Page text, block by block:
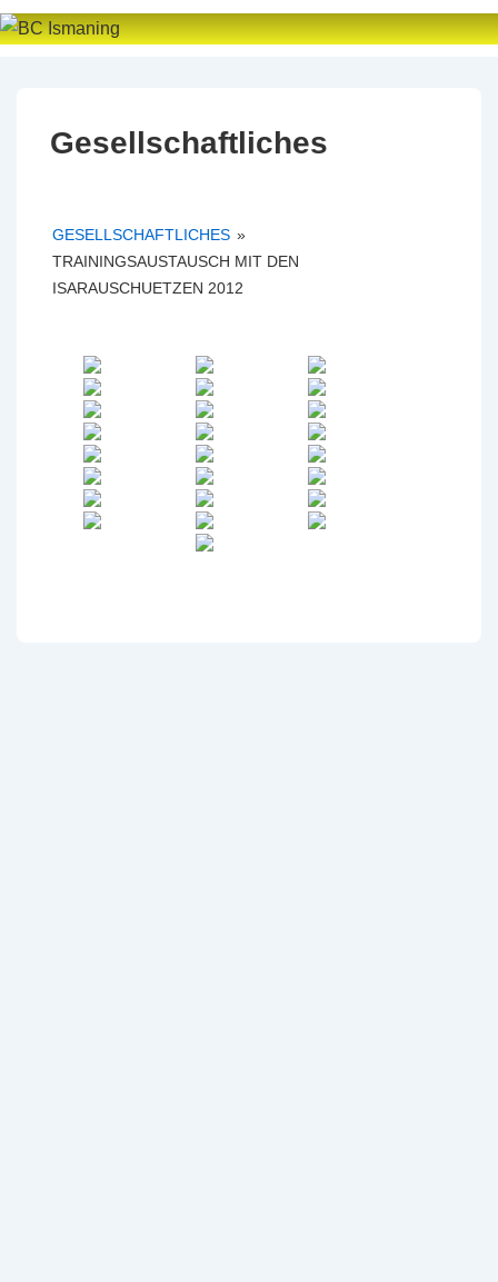
↓
Zum
Gesellschaftliches
GESELLSCHAFTLICHES »
TRAININGSAUSTAUSCH MIT DEN
ISARAUSCHUETZEN 2012